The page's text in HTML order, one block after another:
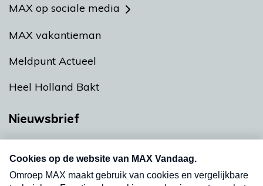
MAX op sociale media
MAX vakantieman
Meldpunt Actueel
Heel Holland Bakt
Nieuwsbrief
Neem hier een gratis abonnement op onze
nieuwsbrief. Elke vrijdag- en dinsdagochtend in
uw mailbox.